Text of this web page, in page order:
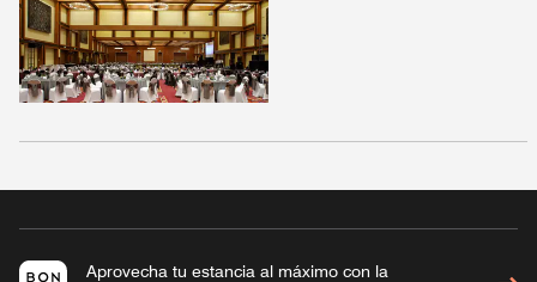
Aprovecha tu estancia al máximo con la